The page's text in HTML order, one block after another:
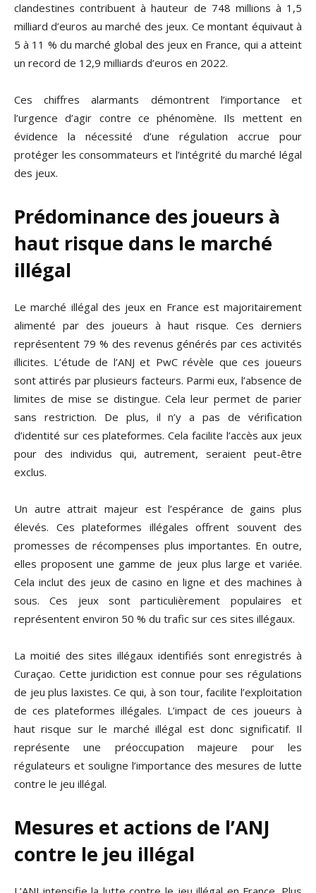
clandestines contribuent à hauteur de 748 millions à 1,5
milliard d’euros au marché des jeux. Ce montant équivaut à
5 à 11 % du marché global des jeux en France, qui a atteint
un record de 12,9 milliards d’euros en 2022.
Ces chiffres alarmants démontrent l’importance et
l’urgence d’agir contre ce phénomène. Ils mettent en
évidence la nécessité d’une régulation accrue pour
protéger les consommateurs et l’intégrité du marché légal
des jeux.
Prédominance des joueurs à
haut risque dans le marché
illégal
Le marché illégal des jeux en France est majoritairement
alimenté par des joueurs à haut risque. Ces derniers
représentent 79 % des revenus générés par ces activités
illicites. L’étude de l’ANJ et PwC révèle que ces joueurs
sont attirés par plusieurs facteurs. Parmi eux, l’absence de
limites de mise se distingue. Cela leur permet de parier
sans restriction. De plus, il n’y a pas de vérification
d’identité sur ces plateformes. Cela facilite l’accès aux jeux
pour des individus qui, autrement, seraient peut-être
exclus.
Un autre attrait majeur est l’espérance de gains plus
élevés. Ces plateformes illégales offrent souvent des
promesses de récompenses plus importantes. En outre,
elles proposent une gamme de jeux plus large et variée.
Cela inclut des jeux de casino en ligne et des machines à
sous. Ces jeux sont particulièrement populaires et
représentent environ 50 % du trafic sur ces sites illégaux.
La moitié des sites illégaux identifiés sont enregistrés à
Curaçao. Cette juridiction est connue pour ses régulations
de jeu plus laxistes. Ce qui, à son tour, facilite l’exploitation
de ces plateformes illégales. L’impact de ces joueurs à
haut risque sur le marché illégal est donc significatif. Il
représente une préoccupation majeure pour les
régulateurs et souligne l’importance des mesures de lutte
contre le jeu illégal.
Mesures et actions de l’ANJ
contre le jeu illégal